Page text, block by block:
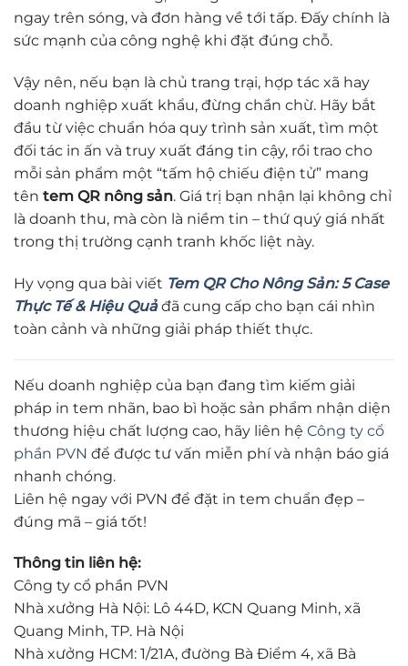
ngay trên sóng, và đơn hàng về tới tấp. Đấy chính là
sức mạnh của công nghệ khi đặt đúng chỗ.
Vậy nên, nếu bạn là chủ trang trại, hợp tác xã hay
doanh nghiệp xuất khẩu, đừng chần chừ. Hãy bắt
đầu từ việc chuẩn hóa quy trình sản xuất, tìm một
đối tác in ấn và truy xuất đáng tin cậy, rồi trao cho
mỗi sản phẩm một “tấm hộ chiếu điện tử” mang
tên tem QR nông sản. Giá trị bạn nhận lại không chỉ
là doanh thu, mà còn là niềm tin – thứ quý giá nhất
trong thị trường cạnh tranh khốc liệt này.
Hy vọng qua bài viết Tem QR Cho Nông Sản: 5 Case
Thực Tế & Hiệu Quảđã cung cấp cho bạn cái nhìn
toàn cảnh và những giải pháp thiết thực.
Nếu doanh nghiệp của bạn đang tìm kiếm giải
pháp in tem nhãn, bao bì hoặc sản phẩm nhận diện
thương hiệu chất lượng cao, hãy liên hệ Công ty cổ
phần PVN để được tư vấn miễn phí và nhận báo giá
nhanh chóng.
Liên hệ ngay với PVN để đặt in tem chuẩn đẹp –
đúng mã – giá tốt!
Thông tin liên hệ:
Công ty cổ phần PVN
Nhà xưởng Hà Nội: Lô 44D, KCN Quang Minh, xã
Quang Minh, TP. Hà Nội
Nhà xưởng HCM: 1/21A, đường Bà Điểm 4, xã Bà